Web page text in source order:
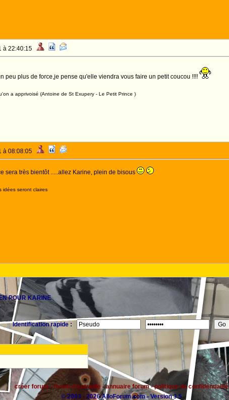
à 22:40:15
peu plus de force,je pense qu'elle viendra vous faire un petit coucou !!!!
a apprivoisé (Antoine de St Exupery - Le Petit Prince )
à 08:08:05
sera très bientôt .....allez Karine, plein de bisous
idées seront claires
POUR KARINE
Identification rapide :
créer forum-forum d'entraide-annuaire forum-politique de confidentialité
© 2003 - 2026 AlloForum.com - Version 3.5